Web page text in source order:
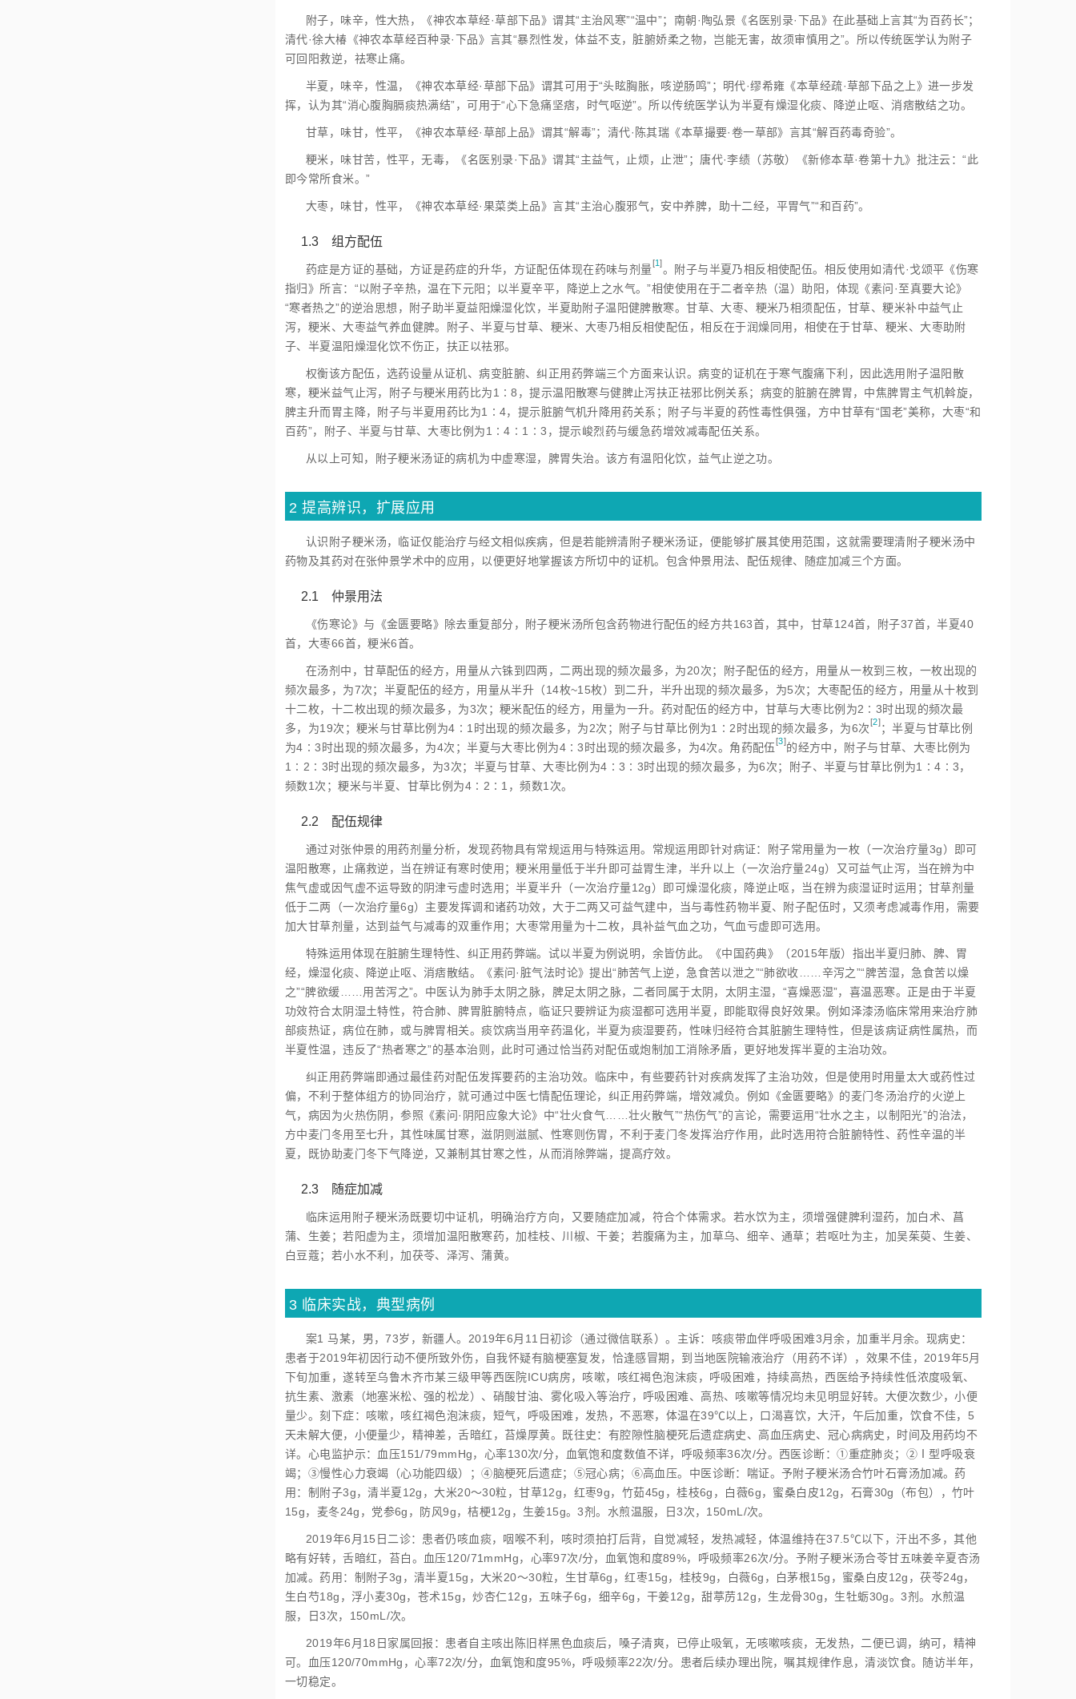
附子，味辛，性大热，《神农本草经·草部下品》谓其“主治风寒”“温中”；南朝·陶弘景《名医别录·下品》在此基础上言其“为百药长”；
清代·徐大椿《神农本草经百种录·下品》言其“暴烈性发，体益不支，脏腑娇柔之物，岂能无害，故须审慎用之”。所以传统医学认为附子
可回阳救逆，祛寒止痛。
半夏，味辛，性温，《神农本草经·草部下品》谓其可用于“头眩胸胀，咳逆肠鸣”；明代·缪希雍《本草经疏·草部下品之上》进一步发
挥，认为其“消心腹胸膈痰热满结”，可用于“心下急痛坚痞，时气呕逆”。所以传统医学认为半夏有燥湿化痰、降逆止呕、消痞散结之功。
甘草，味甘，性平，《神农本草经·草部上品》谓其“解毒”；清代·陈其瑞《本草撮要·卷一草部》言其“解百药毒奇验”。
粳米，味甘苦，性平，无毒，《名医别录·下品》谓其“主益气，止烦，止泄”；唐代·李绩（苏敬）《新修本草·卷第十九》批注云：“此
即今常所食米。”
大枣，味甘，性平，《神农本草经·果菜类上品》言其“主治心腹邪气，安中养脾，助十二经，平胃气”“和百药”。
1.3 组方配伍
药症是方证的基础，方证是药症的升华，方证配伍体现在药味与剂量[1]。附子与半夏乃相反相使配伍。相反使用如清代·戈颂平《伤寒
指归》所言：“以附子辛热，温在下元阳；以半夏辛平，降逆上之水气。”相使使用在于二者辛热（温）助阳，体现《素问·至真要大论》
“寒者热之”的逆治思想，附子助半夏益阳燥湿化饮，半夏助附子温阳健脾散寒。甘草、大枣、粳米乃相须配伍，甘草、粳米补中益气止
泻，粳米、大枣益气养血健脾。附子、半夏与甘草、粳米、大枣乃相反相使配伍，相反在于润燥同用，相使在于甘草、粳米、大枣助附
子、半夏温阳燥湿化饮不伤正，扶正以祛邪。
权衡该方配伍，选药设量从证机、病变脏腑、纠正用药弊端三个方面来认识。病变的证机在于寒气腹痛下利，因此选用附子温阳散
寒，粳米益气止泻，附子与粳米用药比为1∶8，提示温阳散寒与健脾止泻扶正祛邪比例关系；病变的脏腑在脾胃，中焦脾胃主气机斡旋，
脾主升而胃主降，附子与半夏用药比为1∶4，提示脏腑气机升降用药关系；附子与半夏的药性毒性俱强，方中甘草有“国老”美称，大枣“和
百药”，附子、半夏与甘草、大枣比例为1∶4∶1∶3，提示峻烈药与缓急药增效减毒配伍关系。
从以上可知，附子粳米汤证的病机为中虚寒湿，脾胃失治。该方有温阳化饮，益气止逆之功。
2 提高辨识，扩展应用
认识附子粳米汤，临证仅能治疗与经文相似疾病，但是若能辨清附子粳米汤证，便能够扩展其使用范围，这就需要理清附子粳米汤中
药物及其药对在张仲景学术中的应用，以便更好地掌握该方所切中的证机。包含仲景用法、配伍规律、随症加减三个方面。
2.1 仲景用法
《伤寒论》与《金匮要略》除去重复部分，附子粳米汤所包含药物进行配伍的经方共163首，其中，甘草124首，附子37首，半夏40
首，大枣66首，粳米6首。
在汤剂中，甘草配伍的经方，用量从六铢到四两，二两出现的频次最多，为20次；附子配伍的经方，用量从一枚到三枚，一枚出现的
频次最多，为7次；半夏配伍的经方，用量从半升（14枚~15枚）到二升，半升出现的频次最多，为5次；大枣配伍的经方，用量从十枚到
十二枚，十二枚出现的频次最多，为3次；粳米配伍的经方，用量为一升。药对配伍的经方中，甘草与大枣比例为2∶3时出现的频次最
多，为19次；粳米与甘草比例为4∶1时出现的频次最多，为2次；附子与甘草比例为1∶2时出现的频次最多，为6次[2]；半夏与甘草比例
为4∶3时出现的频次最多，为4次；半夏与大枣比例为4∶3时出现的频次最多，为4次。角药配伍[3]的经方中，附子与甘草、大枣比例为
1∶2∶3时出现的频次最多，为3次；半夏与甘草、大枣比例为4∶3∶3时出现的频次最多，为6次；附子、半夏与甘草比例为1∶4∶3，
频数1次；粳米与半夏、甘草比例为4∶2∶1，频数1次。
2.2 配伍规律
通过对张仲景的用药剂量分析，发现药物具有常规运用与特殊运用。常规运用即针对病证：附子常用量为一枚（一次治疗量3g）即可
温阳散寒，止痛救逆，当在辨证有寒时使用；粳米用量低于半升即可益胃生津，半升以上（一次治疗量24g）又可益气止泻，当在辨为中
焦气虚或因气虚不运导致的阴津亏虚时选用；半夏半升（一次治疗量12g）即可燥湿化痰，降逆止呕，当在辨为痰湿证时运用；甘草剂量
低于二两（一次治疗量6g）主要发挥调和诸药功效，大于二两又可益气建中，当与毒性药物半夏、附子配伍时，又须考虑减毒作用，需要
加大甘草剂量，达到益气与减毒的双重作用；大枣常用量为十二枚，具补益气血之功，气血亏虚即可选用。
特殊运用体现在脏腑生理特性、纠正用药弊端。试以半夏为例说明，余皆仿此。《中国药典》（2015年版）指出半夏归肺、脾、胃
经，燥湿化痰、降逆止呕、消痞散结。《素问·脏气法时论》提出“肺苦气上逆，急食苦以泄之”“肺欲收……辛泻之”“脾苦湿，急食苦以燥
之”“脾欲缓……用苦泻之”。中医认为肺手太阴之脉，脾足太阴之脉，二者同属于太阴，太阴主湿，“喜燥恶湿”，喜温恶寒。正是由于半夏
功效符合太阴湿土特性，符合肺、脾胃脏腑特点，临证只要辨证为痰湿都可选用半夏，即能取得良好效果。例如泽漆汤临床常用来治疗肺
部痰热证，病位在肺，或与脾胃相关。痰饮病当用辛药温化，半夏为痰湿要药，性味归经符合其脏腑生理特性，但是该病证病性属热，而
半夏性温，违反了“热者寒之”的基本治则，此时可通过恰当药对配伍或炮制加工消除矛盾，更好地发挥半夏的主治功效。
纠正用药弊端即通过最佳药对配伍发挥要药的主治功效。临床中，有些要药针对疾病发挥了主治功效，但是使用时用量太大或药性过
偏，不利于整体组方的协同治疗，就可通过中医七情配伍理论，纠正用药弊端，增效减负。例如《金匮要略》的麦门冬汤治疗的火逆上
气，病因为火热伤阴，参照《素问·阴阳应象大论》中“壮火食气……壮火散气”“热伤气”的言论，需要运用“壮水之主，以制阳光”的治法，
方中麦门冬用至七升，其性味属甘寒，滋阴则滋腻、性寒则伤胃，不利于麦门冬发挥治疗作用，此时选用符合脏腑特性、药性辛温的半
夏，既协助麦门冬下气降逆，又兼制其甘寒之性，从而消除弊端，提高疗效。
2.3 随症加减
临床运用附子粳米汤既要切中证机，明确治疗方向，又要随症加减，符合个体需求。若水饮为主，须增强健脾利湿药，加白术、菖
蒲、生姜；若阳虚为主，须增加温阳散寒药，加桂枝、川椒、干姜；若腹痛为主，加草乌、细辛、通草；若呕吐为主，加吴茱萸、生姜、
白豆蔻；若小水不利，加茯苓、泽泻、蒲黄。
3 临床实战，典型病例
案1 马某，男，73岁，新疆人。2019年6月11日初诊（通过微信联系）。主诉：咳痰带血伴呼吸困难3月余，加重半月余。现病史：
患者于2019年初因行动不便所致外伤，自我怀疑有脑梗塞复发，恰逢感冒期，到当地医院输液治疗（用药不详），效果不佳，2019年5月
下旬加重，遂转至乌鲁木齐市某三级甲等西医院ICU病房，咳嗽，咳红褐色泡沫痰，呼吸困难，持续高热，西医给予持续性低浓度吸氧、
抗生素、激素（地塞米松、强的松龙）、硝酸甘油、雾化吸入等治疗，呼吸困难、高热、咳嗽等情况均未见明显好转。大便次数少，小便
量少。刻下症：咳嗽，咳红褐色泡沫痰，短气，呼吸困难，发热，不恶寒，体温在39℃
℃以上，口渴喜饮，大汗，午后加重，饮食不佳，5
天未解大便，小便量少，精神差，舌暗红，苔燥厚黄。既往史：有腔隙性脑梗死后遗症病史、高血压病史、冠心病病史，时间及用药均不
详。心电监护示：血压151/79mmHg，心率130次/分，血氧饱和度数值不详，呼吸频率36次/分。西医诊断：①重症肺炎；②Ⅰ型呼吸衰
竭；③慢性心力衰竭（心功能四级）；④脑梗死后遗症；⑤冠心病；⑥高血压。中医诊断：喘证。予附子粳米汤合竹叶石膏汤加减。药
用：制附子3g，清半夏12g，大米20～30粒，甘草12g，红枣9g，竹茹45g，桂枝6g，白薇6g，蜜桑白皮12g，石膏30g（布包），竹叶
15g，麦冬24g，党参6g，防风9g，桔梗12g，生姜15g。3剂。水煎温服，日3次，150mL/次。
2019年6月15日二诊：患者仍咳血痰，咽喉不利，咳时须拍打后背，自觉减轻，发热减轻，体温维持在37.5℃
℃以下，汗出不多，其他
略有好转，舌暗红，苔白。血压120/71mmHg，心率97次/分，血氧饱和度89%，呼吸频率26次/分。予附子粳米汤合苓甘五味姜辛夏杏汤
加减。药用：制附子3g，清半夏15g，大米20～30粒，生甘草6g，红枣15g，桂枝9g，白薇6g，白茅根15g，蜜桑白皮12g，茯苓24g，
生白芍18g，浮小麦30g，苍术15g，炒杏仁12g，五味子6g，细辛6g，干姜12g，甜葶苈12g，生龙骨30g，生牡蛎30g。3剂。水煎温
服，日3次，150mL/次。
2019年6月18日家属回报：患者自主咳出陈旧样黑色血痰后，嗓子清爽，已停止吸氧，无咳嗽咳痰，无发热，二便已调，纳可，精神
可。血压120/70mmHg，心率72次/分，血氧饱和度95%，呼吸频率22次/分。患者后续办理出院，嘱其规律作息，清淡饮食。随访半年，
一切稳定。